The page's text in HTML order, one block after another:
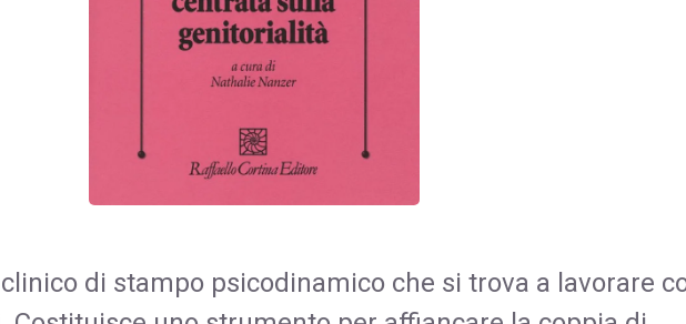
di stampo psicodinamico che si trova a lavorare